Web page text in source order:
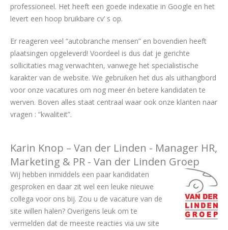
professioneel. Het heeft een goede indexatie in Google en het
levert een hoop bruikbare cv’ s op.
Er reageren veel “autobranche mensen” en bovendien heeft
plaatsingen opgeleverd! Voordeel is dus dat je gerichte
sollicitaties mag verwachten, vanwege het specialistische
karakter van de website. We gebruiken het dus als uithangbord
voor onze vacatures om nog meer én betere kandidaten te
werven. Boven alles staat centraal waar ook onze klanten naar
vragen : “kwaliteit”.
Karin Knop – Van der Linden - Manager HR,
Marketing & PR - Van der Linden Groep
Wij hebben inmiddels een paar kandidaten
gesproken en daar zit wel een leuke nieuwe
collega voor ons bij. Zou u de vacature van de
site willen halen? Overigens leuk om te
vermelden dat de meeste reacties via uw site